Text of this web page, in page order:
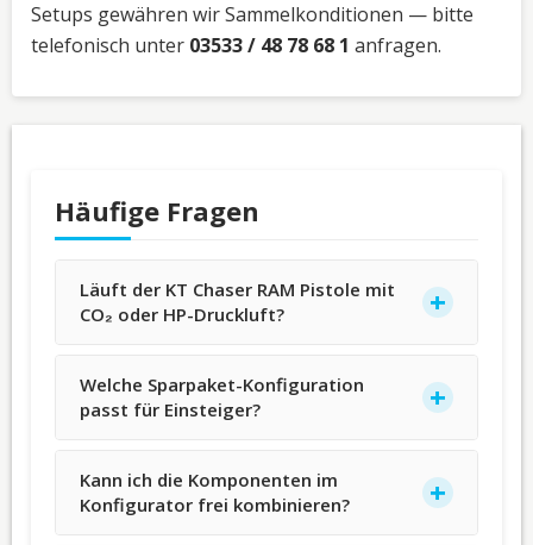
Setups gewähren wir Sammelkonditionen — bitte
telefonisch unter 03533 / 48 78 68 1 anfragen.
Häufige Fragen
Läuft der KT Chaser RAM Pistole mit
CO₂ oder HP-Druckluft?
Welche Sparpaket-Konfiguration
passt für Einsteiger?
Kann ich die Komponenten im
Konfigurator frei kombinieren?